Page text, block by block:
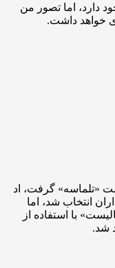
دارد، اما تصور من
خواهد داشت.
«تلماسه» گرفت، اد
انتخاب شد، اما
با استفاده از
شد.